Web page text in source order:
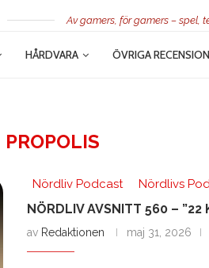
Av gamers, för gamers – spel,
HÅRDVARA ÖVRIGA
PROPOLIS
Nördliv Podcast Nördlivs
NÖRDLIV AVSNITT 560 – ”22
av Redaktionen maj 31, 2026